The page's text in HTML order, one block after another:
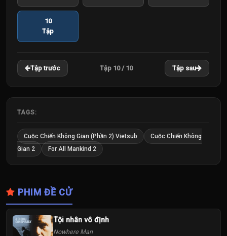
10
Tập
Tập trước Tập 10 / 10 Tập sau
TAGS:
Cuộc Chiến Không Gian (Phần 2) Vietsub
Cuộc Chiến Không
Gian 2
For All Mankind 2
PHIM ĐỀ CỬ
Tội nhân vô định
Nowhere Man